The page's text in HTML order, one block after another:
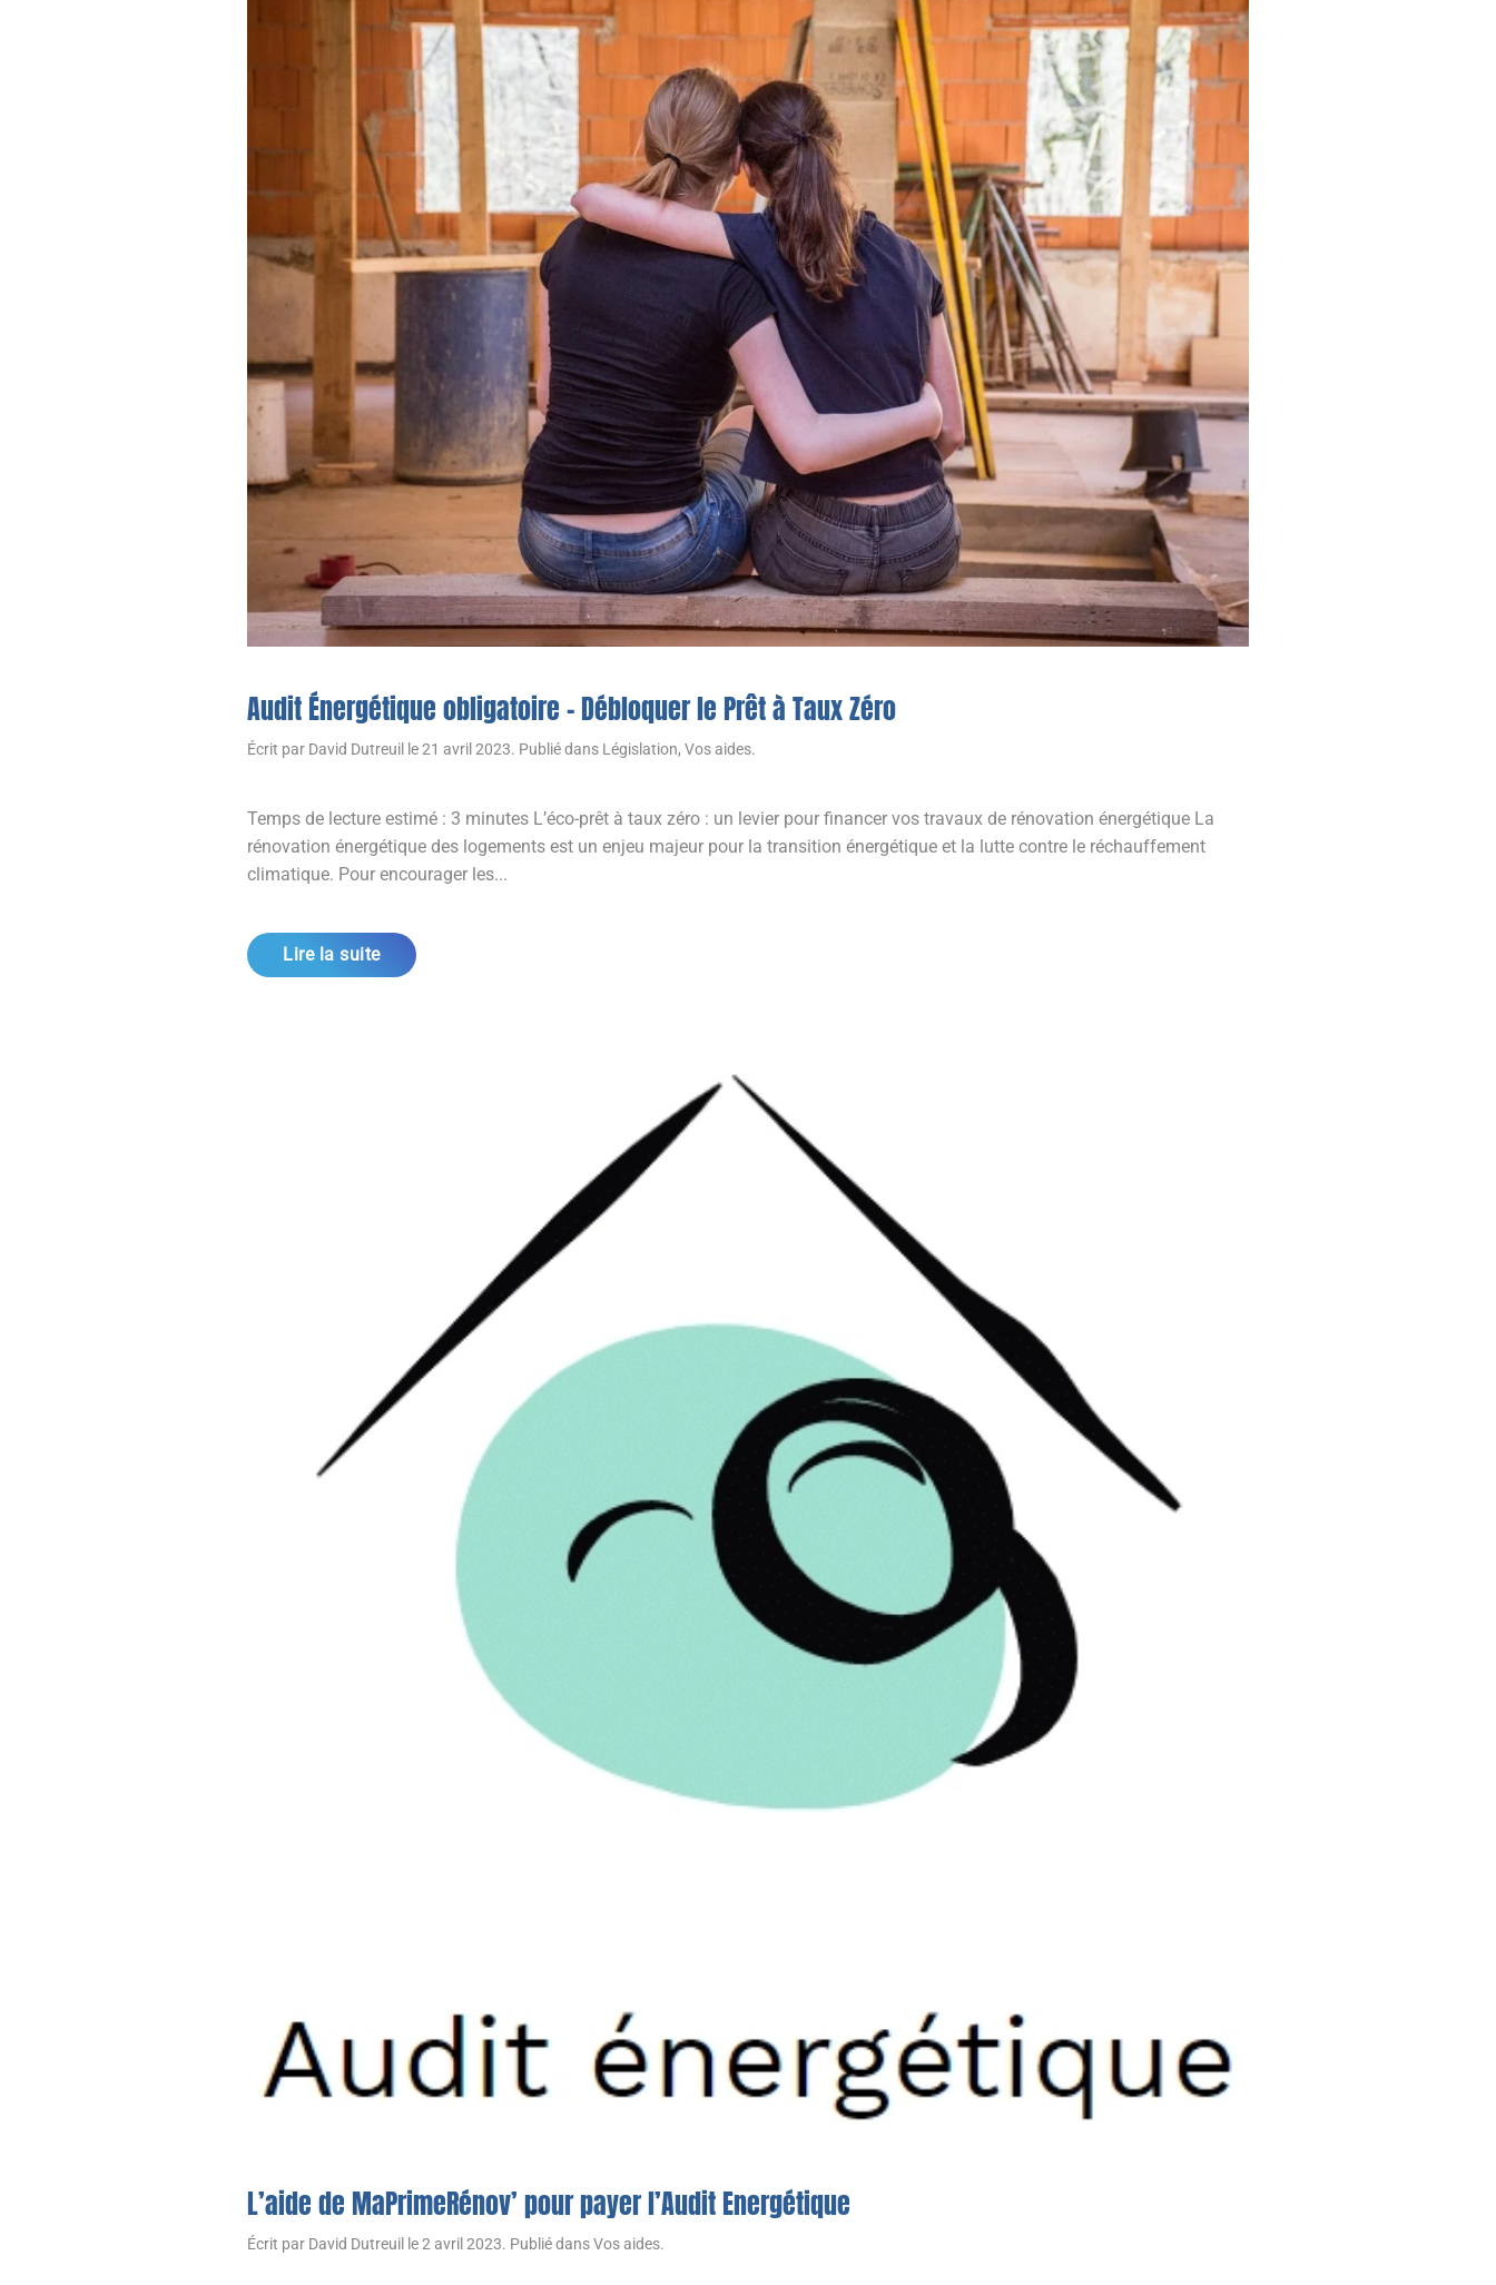
Audit Énergétique obligatoire – Débloquer le Prêt à Taux Zéro
Écrit par David Dutreuil le21 avril 2023. Publié dans Législation, Vos aides.
Temps de lecture estimé : 3 minutes L’éco-prêt à taux zéro : un levier pour financer vos travaux de rénovation énergétique La
rénovation énergétique des logements est un enjeu majeur pour la transition énergétique et la lutte contre le réchauffement
climatique. Pour encourager les...
Lire la suite
L’aide de MaPrimeRénov’ pour payer l’Audit Energétique
Écrit par David Dutreuil le2 avril 2023. Publié dansVos aides.